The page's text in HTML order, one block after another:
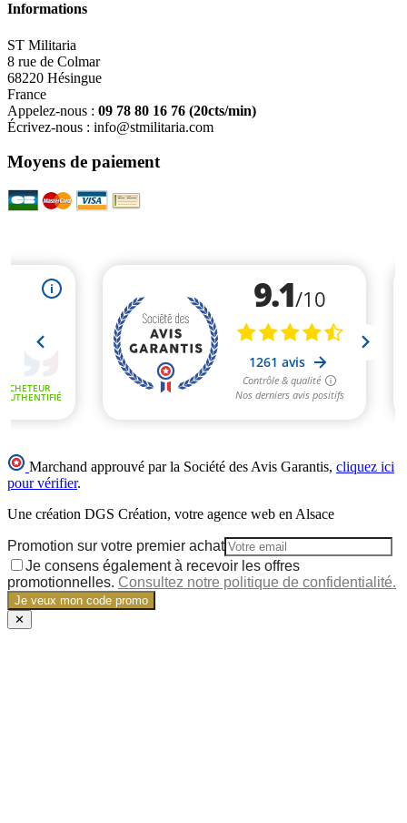
Informations
ST Militaria
8 rue de Colmar
68220 Hésingue
France
Appelez-nous : 09 78 80 16 76 (20cts/min)
Écrivez-nous : info@stmilitaria.com
Moyens de paiement
Marchand approuvé par la Société des Avis Garantis, cliquez ici
pour vérifier.
Une création DGS Création, votre agence web en Alsace
Promotion sur votre premier achat
Je consens également à recevoir les offres
promotionnelles. Consultez notre politique de confidentialité.
Je veux mon code promo
✕